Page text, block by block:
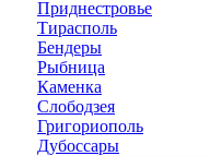
Приднестровье
Тирасполь
Бендеры
Рыбница
Каменка
Слободзея
Григориополь
Дубоссары